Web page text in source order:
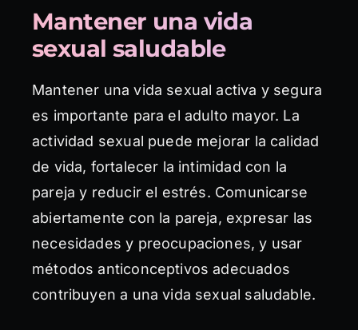
Mantener una vida
sexual saludable
Mantener una vida sexual activa y segura
es importante para el adulto mayor. La
actividad sexual puede mejorar la calidad
de vida, fortalecer la intimidad con la
pareja y reducir el estrés. Comunicarse
abiertamente con la pareja, expresar las
necesidades y preocupaciones, y usar
métodos anticonceptivos adecuados
contribuyen a una vida sexual saludable.